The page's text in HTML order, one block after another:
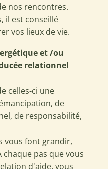
nos rencontres.
il est conseillé
vos lieux de vie.
et /ou
relationnel
celles-ci une
de
de responsabilité,
vous font grandir,
chaque pas que vous
d'aide, vous